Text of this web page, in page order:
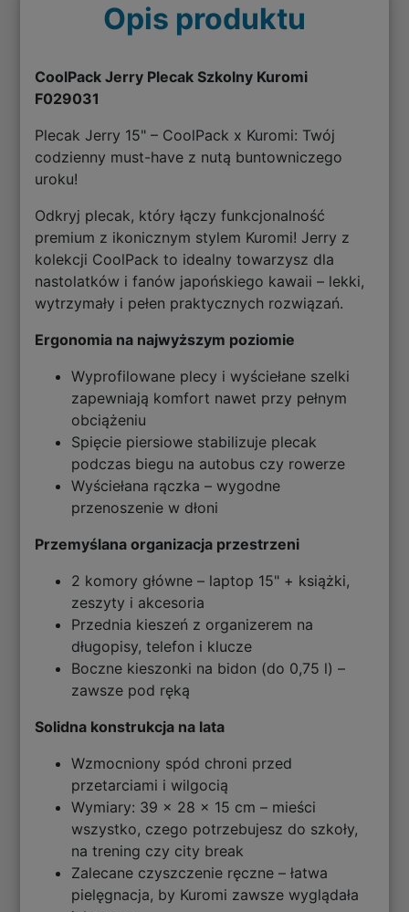
Opis produktu
CoolPack Jerry Plecak Szkolny Kuromi
F029031
Plecak Jerry 15" – CoolPack x Kuromi: Twój
codzienny must-have z nutą buntowniczego
uroku!
Odkryj plecak, który łączy funkcjonalność
premium z ikonicznym stylem Kuromi! Jerry z
kolekcji CoolPack to idealny towarzysz dla
nastolatków i fanów japońskiego kawaii – lekki,
wytrzymały i pełen praktycznych rozwiązań.
Ergonomia na najwyższym poziomie
Wyprofilowane plecy i wyściełane szelki
zapewniają komfort nawet przy pełnym
obciążeniu
Spięcie piersiowe stabilizuje plecak
podczas biegu na autobus czy rowerze
Wyściełana rączka – wygodne
przenoszenie w dłoni
Przemyślana organizacja przestrzeni
2 komory główne – laptop 15" + książki,
zeszyty i akcesoria
Przednia kieszeń z organizerem na
długopisy, telefon i klucze
Boczne kieszonki na bidon (do 0,75 l) –
zawsze pod ręką
Solidna konstrukcja na lata
Wzmocniony spód chroni przed
przetarciami i wilgocią
Wymiary: 39 x 28 x 15 cm – mieści
wszystko, czego potrzebujesz do szkoły,
na trening czy city break
Zalecane czyszczenie ręczne – łatwa
pielęgnacja, by Kuromi zawsze wyglądała